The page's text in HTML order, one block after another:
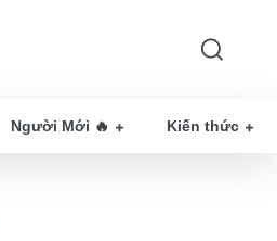
Người Mới 🔥 Kiến thức